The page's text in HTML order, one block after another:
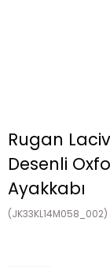
Rugan
Desenli
Ayakkabı
(JK33KL14M058_002)